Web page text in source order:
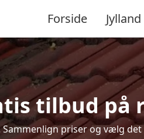
Forside Jylland
tilbud på
priser og vælg